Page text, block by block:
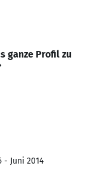
ganze Profil zu
- Juni 2014